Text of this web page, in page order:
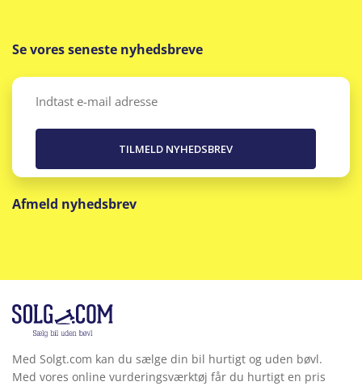
Infocenter
Justerbart rat
Klimaanlæg
Klimaanlæg 2-zoner
Læderrat
LED baglygter
LED forlygter
Se vores seneste nyhedsbreve
Email
Afmeld nyhedsbrev
Med Solgt.com kan du sælge din bil hurtigt og uden bøvl.
Med vores online vurderingsværktøj får du hurtigt en pris